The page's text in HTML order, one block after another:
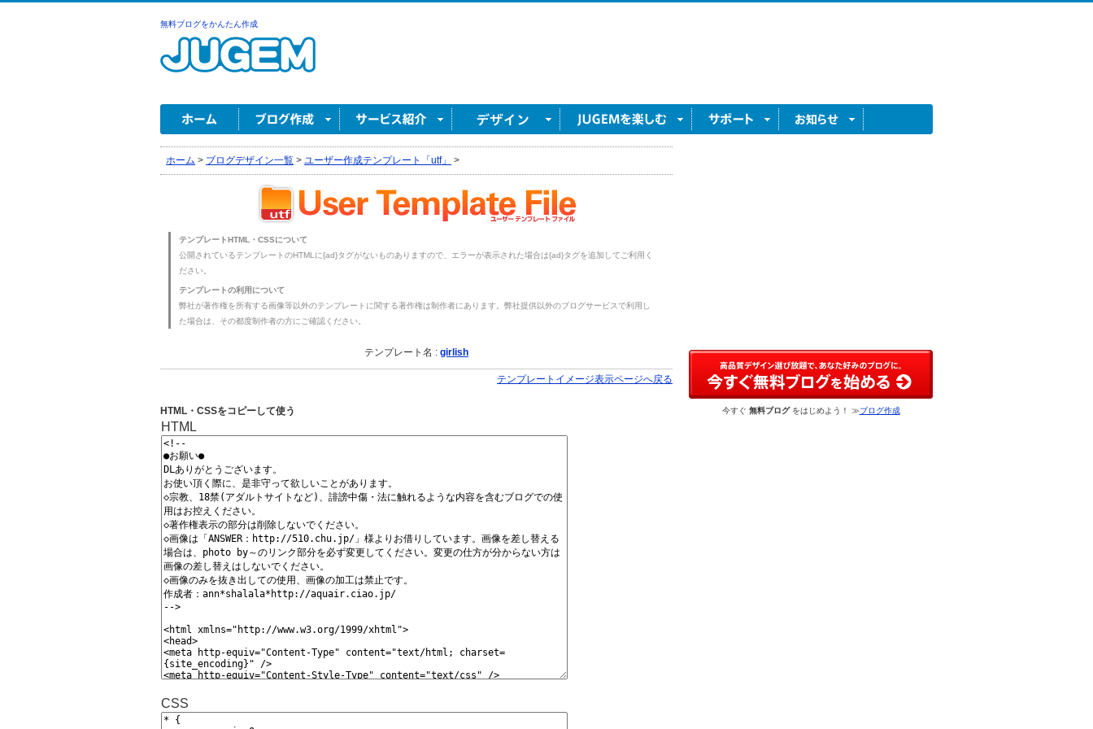
無料ブログをかんたん作成
ホーム > ブログデザイン一覧 > ユーザー作成テンプレート「utf」 >
テンプレートHTML・CSSについて
公開されているテンプレートのHTMLに{ad}タグがないものありますので、エラーが表示された場合は{ad}タグを追加してご利用く
ださい。
テンプレートの利用について
弊社が著作権を所有する画像等以外のテンプレートに関する著作権は制作者にあります。弊社提供以外のブログサービスで利用し
た場合は、その都度制作者の方にご確認ください。
テンプレート名 : girlish
テンプレートイメージ表示ページへ戻る
HTML・CSSをコピーして使う
HTML
CSS
今すぐ 無料ブログをはじめよう！ ≫ブログ作成